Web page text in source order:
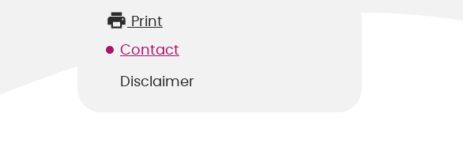
Print
Contact
Disclaimer